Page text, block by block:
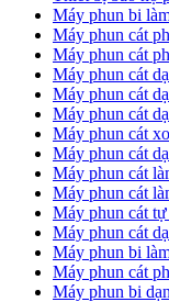
Máy phun bi
Máy phun cát
Máy phun cát
Máy phun cát
Máy phun cát
Máy phun cát
Máy phun cát
Máy phun cát
​Máy phun cát
Máy phun cát
Máy phun cát
​Máy phun cát
Máy phun bi
Máy phun cát
Máy phun bi